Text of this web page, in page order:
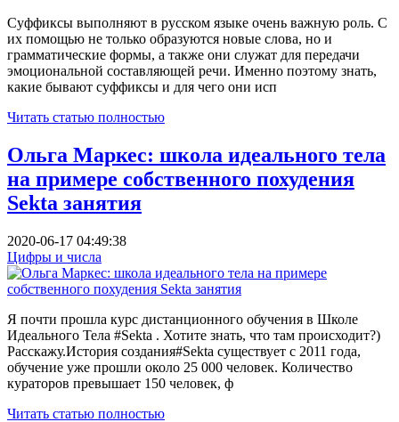
Суффиксы выполняют в русском языке очень важную роль. С
их помощью не только образуются новые слова, но и
грамматические формы, а также они служат для передачи
эмоциональной составляющей речи. Именно поэтому знать,
какие бывают суффиксы и для чего они исп
Читать статью полностью
Ольга Маркес: школа идеального тела
на примере собственного похудения
Sekta занятия
2020-06-17 04:49:38
Цифры и числа
Я почти прошла курс дистанционного обучения в Школе
Идеального Тела #Sekta . Хотите знать, что там происходит?)
Расскажу.История создания#Sekta существует с 2011 года,
обучение уже прошли около 25 000 человек. Количество
кураторов превышает 150 человек, ф
Читать статью полностью